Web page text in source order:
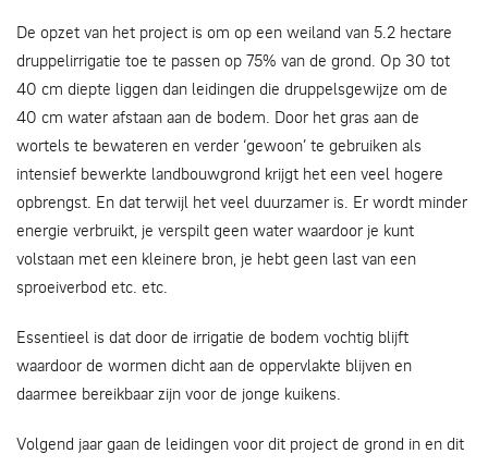
De opzet van het project is om op een weiland van 5.2 hectare
druppelirrigatie toe te passen op 75% van de grond. Op 30 tot
40 cm diepte liggen dan leidingen die druppelsgewijze om de
40 cm water afstaan aan de bodem. Door het gras aan de
wortels te bewateren en verder ‘gewoon’ te gebruiken als
intensief bewerkte landbouwgrond krijgt het een veel hogere
opbrengst. En dat terwijl het veel duurzamer is. Er wordt minder
energie verbruikt, je verspilt geen water waardoor je kunt
volstaan met een kleinere bron, je hebt geen last van een
sproeiverbod etc. etc.
Essentieel is dat door de irrigatie de bodem vochtig blijft
waardoor de wormen dicht aan de oppervlakte blijven en
daarmee bereikbaar zijn voor de jonge kuikens.
Volgend jaar gaan de leidingen voor dit project de grond in en dit